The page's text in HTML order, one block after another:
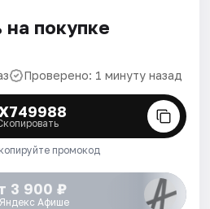
на покупке
Проверено: 1 минуту назад
промокод
3 900 ₽
Афише